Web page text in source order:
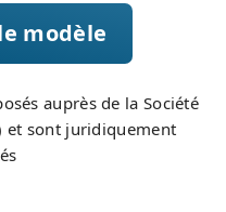
Télécharger le modèle
auprès de la Société
et sont juridiquement